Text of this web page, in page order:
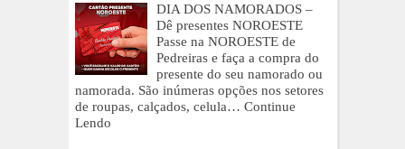
DIA DOS NAMORADOS –
Dê presentes NOROESTE
Passe na NOROESTE de
Pedreiras e faça a compra do
presente do seu namorado ou
namorada. São inúmeras opções nos setores
de roupas, calçados, celula… Continue
Lendo